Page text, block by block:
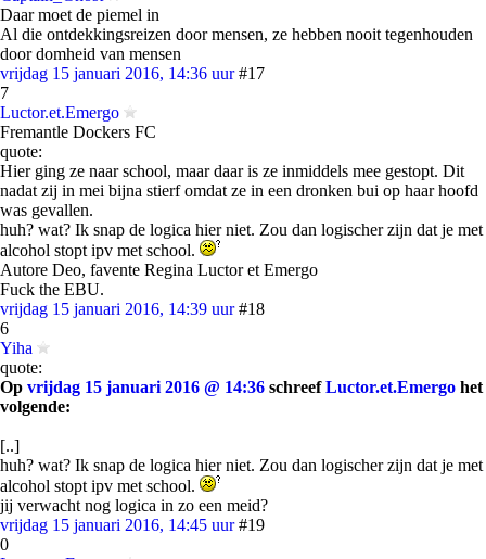
Daar moet de piemel in
Al die ontdekkingsreizen door mensen, ze hebben nooit tegenhouden
door domheid van mensen
vrijdag 15 januari 2016, 14:36 uur #17
7
Luctor.et.Emergo
Fremantle Dockers FC
quote:
Hier ging ze naar school, maar daar is ze inmiddels mee gestopt. Dit
nadat zij in mei bijna stierf omdat ze in een dronken bui op haar hoofd
was gevallen.
huh? wat? Ik snap de logica hier niet. Zou dan logischer zijn dat je met
alcohol stopt ipv met school.
Autore Deo, favente Regina Luctor et Emergo
Fuck the EBU.
vrijdag 15 januari 2016, 14:39 uur #18
6
Yiha
quote:
Op vrijdag 15 januari 2016 @ 14:36 schreefLuctor.et.Emergo het
volgende:
[..]
huh? wat? Ik snap de logica hier niet. Zou dan logischer zijn dat je met
alcohol stopt ipv met school.
jij verwacht nog logica in zo een meid?
vrijdag 15 januari 2016, 14:45 uur #19
0